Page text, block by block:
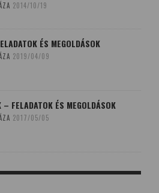
2014/10/19
ÉS MEGOLDÁSOK
2019/04/09
– FELADATOK ÉS MEGOLDÁSOK
2017/05/05